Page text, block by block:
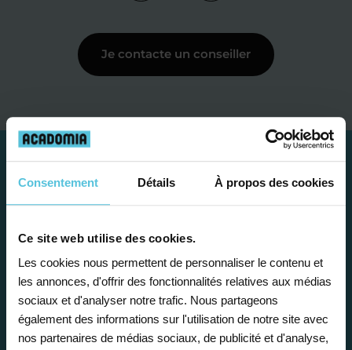
Consentement Détails À propos des cookies
Ce site web utilise des cookies.
Les cookies nous permettent de personnaliser le contenu et
les annonces, d'offrir des fonctionnalités relatives aux médias
sociaux et d'analyser notre trafic. Nous partageons
également des informations sur l'utilisation de notre site avec
nos partenaires de médias sociaux, de publicité et d'analyse,
Je contacte un conseiller
Étape 1